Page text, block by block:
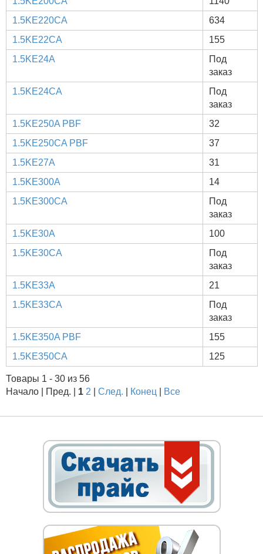
1.5KE220CA
634
1.5KE22CA
155
1.5KE24A
Под
заказ
1.5KE24CA
Под
заказ
1.5KE250A PBF
32
1.5KE250CA PBF
37
1.5KE27A
31
1.5KE300A
14
1.5KE300CA
Под
заказ
1.5KE30A
100
1.5KE30CA
Под
заказ
1.5KE33A
21
1.5KE33CA
Под
заказ
1.5KE350A PBF
155
1.5KE350CA
125
Товары 1 - 30 из 56
Начало | Пред. | 1 2 След. Конец Все